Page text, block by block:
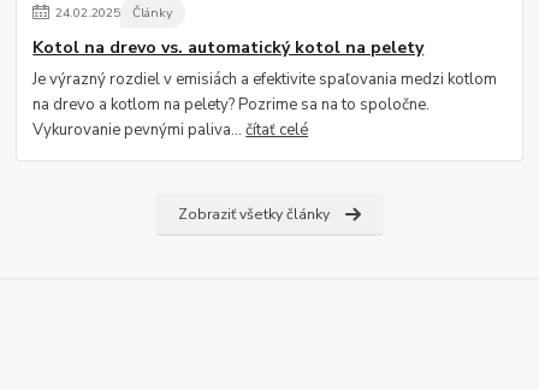
24.02.2025 Články
Kotol na drevo vs. automatický kotol na pelety
Je výrazný rozdiel v emisiách a efektivite spaľovania medzi kotlom
na drevo a kotlom na pelety? Pozrime sa na to spoločne.
Vykurovanie pevnými paliva...čítať celé
Zobraziť všetky články